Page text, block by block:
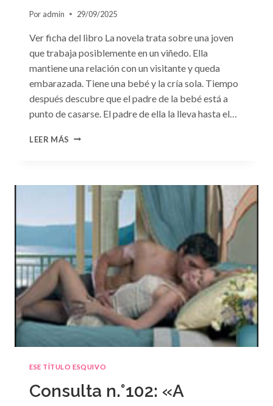
Por admin 29/09/2025
Ver ficha del libro La novela trata sobre una joven
que trabaja posiblemente en un viñedo. Ella
mantiene una relación con un visitante y queda
embarazada. Tiene una bebé y la cría sola. Tiempo
después descubre que el padre de la bebé está a
punto de casarse. El padre de ella la lleva hasta el…
LEER MÁS CONSULTA
GRAN
ESCÁNDALO»
DANI
ESE TÍTULO ESQUIVO
Consulta n.°102: «A